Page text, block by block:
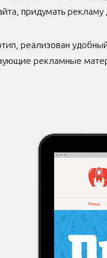
придумать
реализован
рекламные